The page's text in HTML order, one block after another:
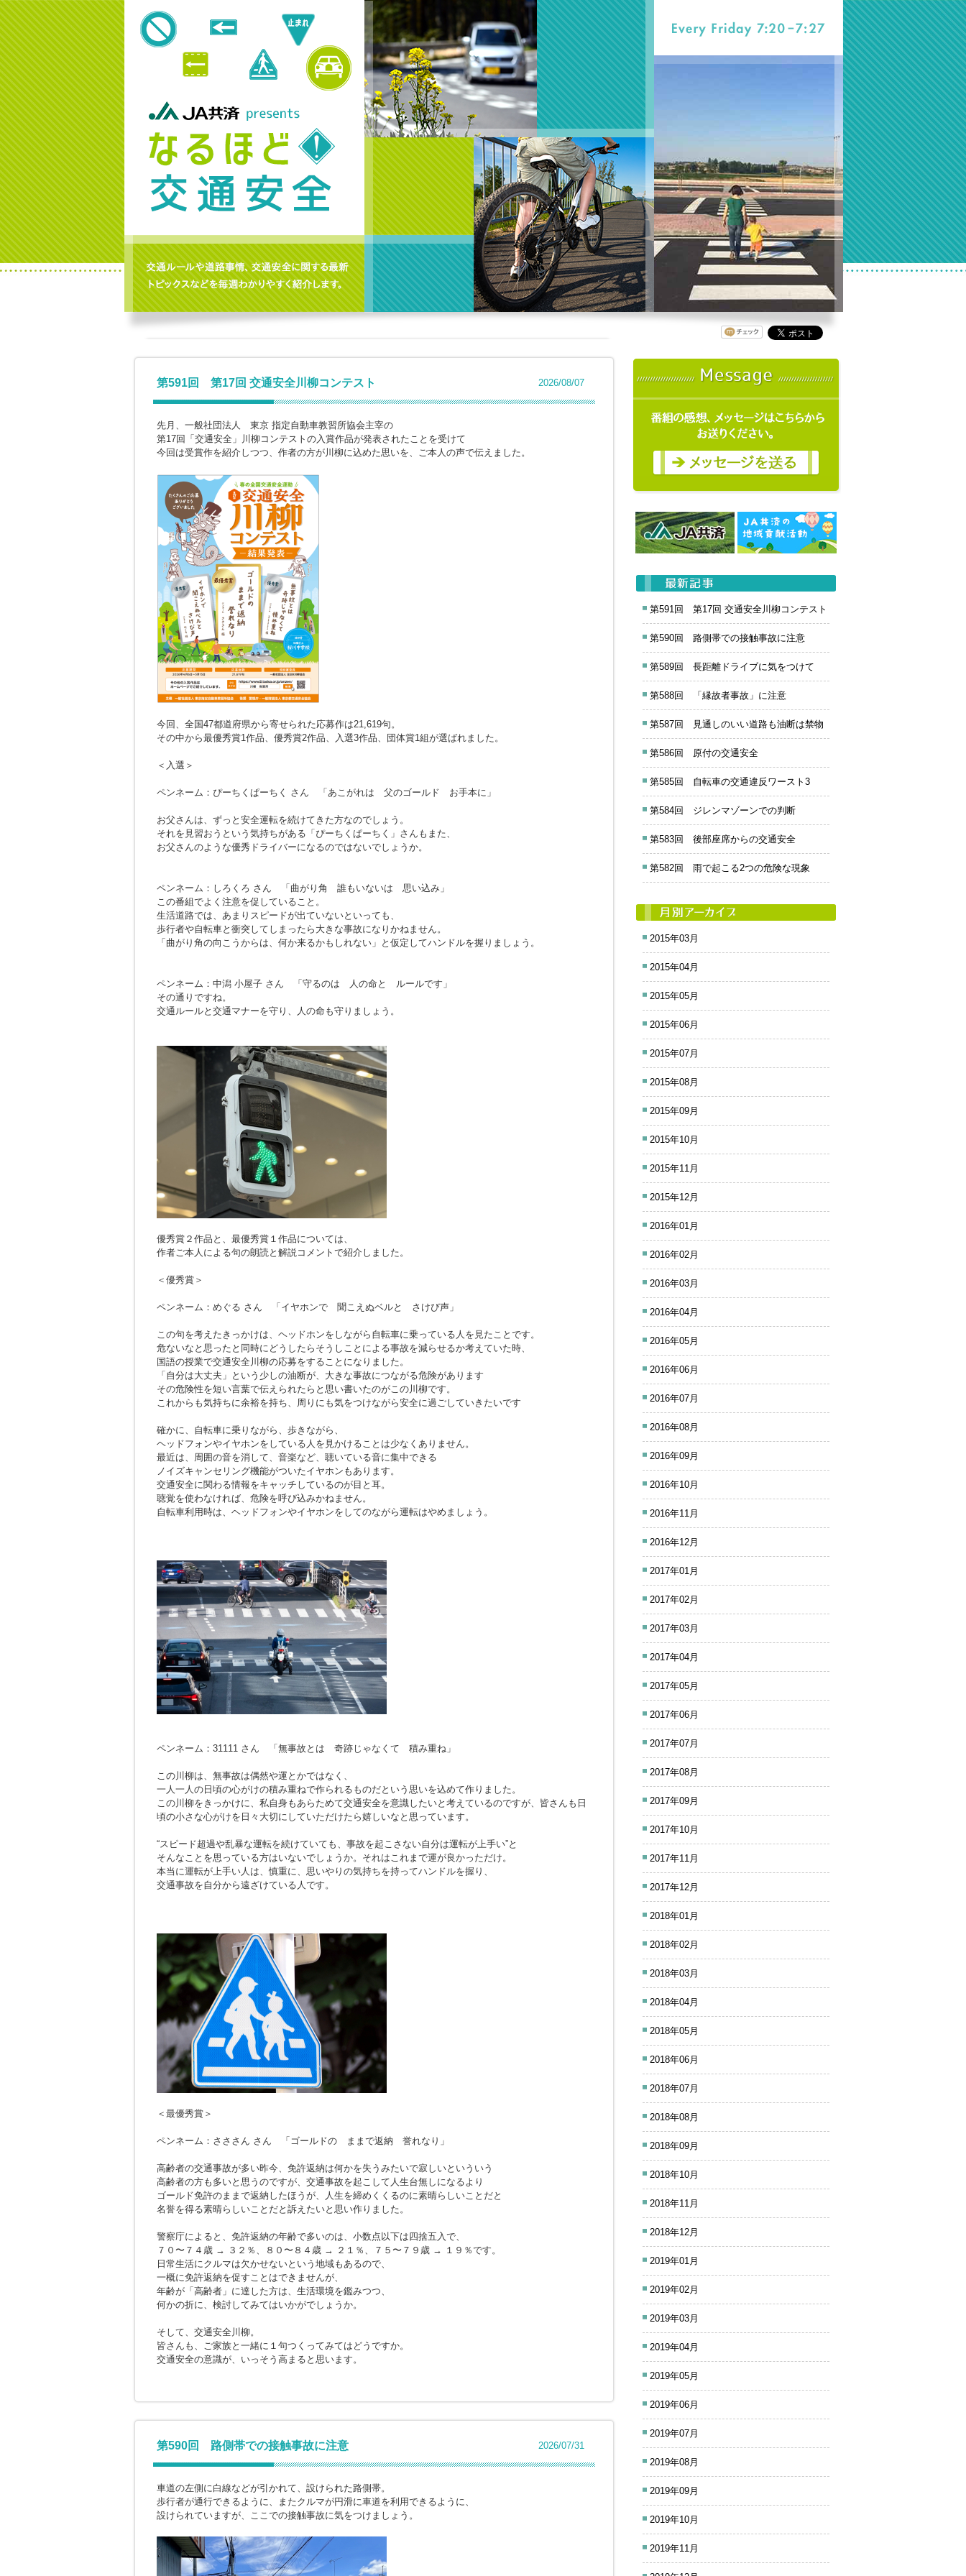
第591回 第17回 交通安全川柳コンテスト 2026/08/07
先月、一般社団法人 東京 指定自動車教習所協会主宰の
第17回「交通安全」川柳コンテストの入賞作品が発表されたことを受けて
今回は受賞作を紹介しつつ、作者の方が川柳に込めた思いを、ご本人の声で伝えました。
今回、全国47都道府県から寄せられた応募作は21,619句。
その中から最優秀賞1作品、優秀賞2作品、入選3作品、団体賞1組が選ばれました。
＜入選＞
ペンネーム：ぴーちくぱーちく さん 「あこがれは 父のゴールド お手本に」
お父さんは、ずっと安全運転を続けてきた方なのでしょう。
それを見習おうという気持ちがある「ぴーちくぱーちく」さんもまた、
お父さんのような優秀ドライバーになるのではないでしょうか。
ペンネーム：しろくろ さん
「曲がり角 誰もいないは 思い込み」
この番組でよく注意を促していること。
生活道路では、あまりスピードが出ていないといっても、
歩行者や自転車と衝突してしまったら大きな事故になりかねません。
「曲がり角の向こうからは、何か来るかもしれない」と仮定してハンドルを握りましょう。
ペンネーム：中潟 小屋子 さん 「 守るのは 人の命と ルールです」
その通りですね。
交通ルールと交通マナーを守り、人の命も守りましょう。
優秀賞２作品と、最優秀賞１作品については、
作者ご本人による句の朗読と解説コメントで紹介しました。
＜優秀賞＞
ペンネーム：めぐる さん 「イヤホンで 聞こえぬベルと さけび声」
この句を考えたきっかけは、ヘッドホンをしながら自転車に乗っている人を見たことです。
危ないなと思ったと同時にどうしたらそうしことによる事故を減らせるか考えていた時、
国語の授業で交通安全川柳の応募をすることになりました。
「自分は大丈夫」という少しの油断が、大きな事故につながる危険があります
その危険性を短い言葉で伝えられたらと思い書いたのがこの川柳です。
これからも気持ちに余裕を持ち、周りにも気をつけながら安全に過ごしていきたいです
確かに、自転車に乗りながら、歩きながら、
ヘッドフォンやイヤホンをしている人を見かけることは少なくありません。
最近は、周囲の音を消して、音楽など、聴いている音に集中できる
ノイズキャンセリング機能がついたイヤホンもあります。
交通安全に関わる情報をキャッチしているのが目と耳。
聴覚を使わなければ、危険を呼び込みかねません。
自転車利用時は、ヘッドフォンやイヤホンをしてのながら運転はやめましょう。
ペンネーム：31111 さん 「無事故とは 奇跡じゃなくて 積み重ね」
この川柳は、無事故は偶然や運とかではなく、
一人一人の日頃の心がけの積み重ねで作られるものだという思いを込めて作りました。
この川柳をきっかけに、私自身もあらためて交通安全を意識したいと考えているのですが、皆さんも日
頃の小さな心がけを日々大切にしていただけたら嬉しいなと思っています。
“スピード超過や乱暴な運転を続けていても、事故を起こさない自分は運転が上手い”と
そんなことを思っている方はいないでしょうか。それはこれまで運が良かっただけ。
本当に運転が上手い人は、慎重に、思いやりの気持ちを持ってハンドルを握り、
交通事故を自分から遠ざけている人です。
＜最優秀賞＞
ペンネーム：さささん さん 「ゴールドの ままで返納 誉れなり」
高齢者の交通事故が多い昨今、免許返納は何かを失うみたいで寂しいといういう
高齢者の方も多いと思うのですが、交通事故を起こして人生台無しになるより
ゴールド免許のままで返納したほうが、人生を締めくくるのに素晴らしいことだと
名誉を得る素晴らしいことだと訴えたいと思い作りました。
警察庁によると、免許返納の年齢で多いのは、小数点以下は四捨五入で、
７０〜７４歳 → ３２％、８０〜８４歳 → ２１％、７５〜７９歳 → １９％です。
日常生活にクルマは欠かせないという地域もあるので、
一概に免許返納を促すことはできませんが、
年齢が「高齢者」に達した方は、生活環境を鑑みつつ、
何かの折に、検討してみてはいかがでしょうか。
そして、交通安全川柳。
皆さんも、ご家族と一緒に１句つくってみてはどうですか。
交通安全の意識が、いっそう高まると思います。
第590回 路側帯での接触事故に注意 2026/07/31
車道の左側に白線などが引かれて、設けられた路側帯。
歩行者が通行できるように、またクルマが円滑に車道を利用できるように、
設けられていますが、ここでの接触事故に気をつけましょう。
第591回 第17回 交通安全川柳コンテスト
第590回 路側帯での接触事故に注意
第589回 長距離ドライブに気をつけて
第588回 「縁故者事故」に注意
第587回 見通しのいい道路も油断は禁物
第586回 原付の交通安全
第585回 自転車の交通違反ワースト3
第584回 ジレンマゾーンでの判断
第583回 後部座席からの交通安全
第582回 雨で起こる2つの危険な現象
2015年03月
2015年04月
2015年05月
2015年06月
2015年07月
2015年08月
2015年09月
2015年10月
2015年11月
2015年12月
2016年01月
2016年02月
2016年03月
2016年04月
2016年05月
2016年06月
2016年07月
2016年08月
2016年09月
2016年10月
2016年11月
2016年12月
2017年01月
2017年02月
2017年03月
2017年04月
2017年05月
2017年06月
2017年07月
2017年08月
2017年09月
2017年10月
2017年11月
2017年12月
2018年01月
2018年02月
2018年03月
2018年04月
2018年05月
2018年06月
2018年07月
2018年08月
2018年09月
2018年10月
2018年11月
2018年12月
2019年01月
2019年02月
2019年03月
2019年04月
2019年05月
2019年06月
2019年07月
2019年08月
2019年09月
2019年10月
2019年11月